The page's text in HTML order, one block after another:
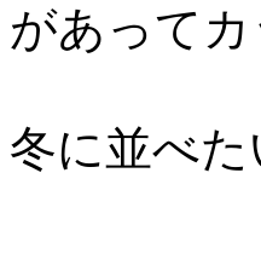
があってカ
冬に並べ